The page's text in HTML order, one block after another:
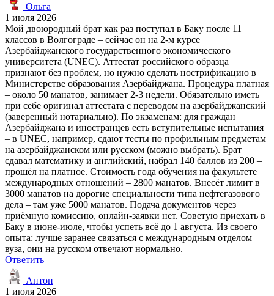
Ольга
1 июля 2026
Мой двоюродный брат как раз поступал в Баку после 11
классов в Волгограде – сейчас он на 2-м курсе
Азербайджанского государственного экономического
университета (UNEC). Аттестат российского образца
признают без проблем, но нужно сделать нострификацию в
Министерстве образования Азербайджана. Процедура платная
– около 50 манатов, занимает 2-3 недели. Обязательно иметь
при себе оригинал аттестата с переводом на азербайджанский
(заверенный нотариально). По экзаменам: для граждан
Азербайджана и иностранцев есть вступительные испытания
– в UNEC, например, сдают тесты по профильным предметам
на азербайджанском или русском (можно выбрать). Брат
сдавал математику и английский, набрал 140 баллов из 200 –
прошёл на платное. Стоимость года обучения на факультете
международных отношений – 2800 манатов. Внесёт лимит в
3000 манатов на дорогие специальности типа нефтегазового
дела – там уже 5000 манатов. Подача документов через
приёмную комиссию, онлайн-заявки нет. Советую приехать в
Баку в июне-июле, чтобы успеть всё до 1 августа. Из своего
опыта: лучше заранее связаться с международным отделом
вуза, они на русском отвечают нормально.
Ответить
Антон
1 июля 2026